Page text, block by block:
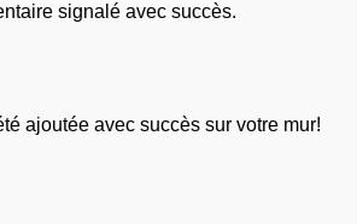
signalé avec succès.
ajoutée avec succès sur votre mur!